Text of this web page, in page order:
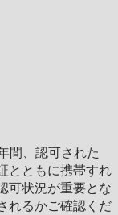
間、認可された
とともに携帯すれ
可状況が重要とな
れるかご確認くだ